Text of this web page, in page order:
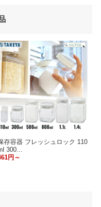
存容器 フレッシュロック 110
300…
円～